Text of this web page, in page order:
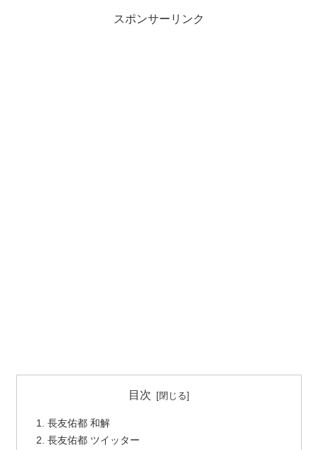
スポンサーリンク
目次
長友佑都 和解
長友佑都 ツイッター